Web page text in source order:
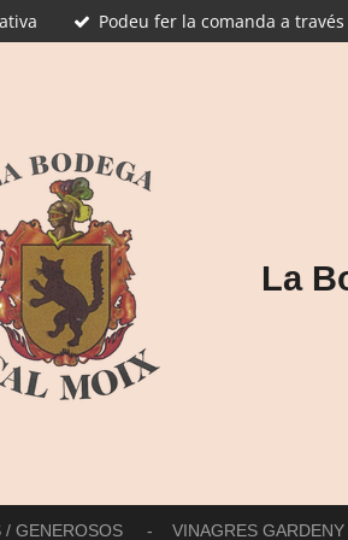
Podeu fer la comanda a
La
/ GENEROSOS VINAGRES GARDENY